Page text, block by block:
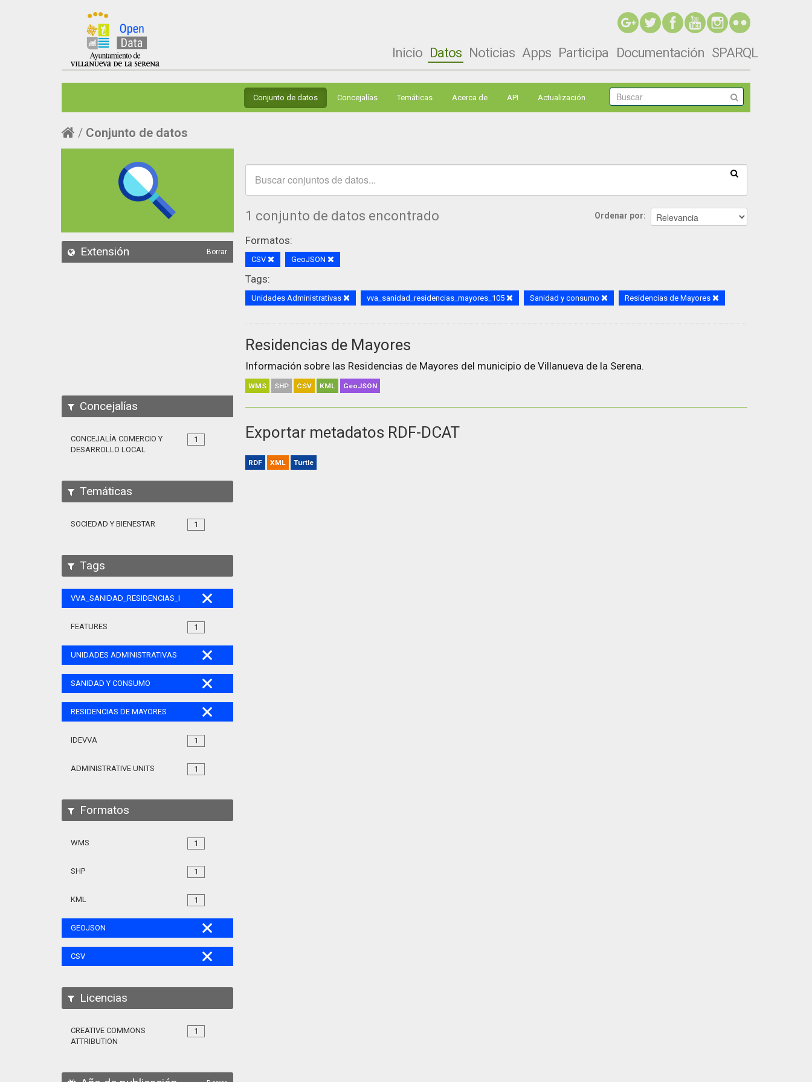
Inicio Datos Noticias Apps Participa Documentación SPARQL
Conjunto de datos Concejalías Temáticas Acerca de API Actualización
Conjunto de datos
Extensión Borrar
Concejalías
1
CONCEJALÍA COMERCIO Y
DESARROLLO LOCAL
Temáticas
1
SOCIEDAD Y BIENESTAR
Tags
VVA_SANIDAD_RESIDENCIAS_MAYORES_105
1
FEATURES
UNIDADES ADMINISTRATIVAS
SANIDAD Y CONSUMO
RESIDENCIAS DE MAYORES
1
IDEVVA
1
ADMINISTRATIVE UNITS
Formatos
1
WMS
1
SHP
1
KML
GEOJSON
CSV
Licencias
1
CREATIVE COMMONS
ATTRIBUTION
Ordenar por
1 conjunto de datos encontrado
Formatos:
CSV GeoJSON
Tags:
Unidades Administrativas vva_sanidad_residencias_mayores_105 Sanidad y consumo Residencias de Mayores
Residencias de Mayores
Información sobre las Residencias de Mayores del municipio de Villanueva de la Serena.
WMS SHP CSV KML GeoJSON
Exportar metadatos RDF-DCAT
RDF XML Turtle